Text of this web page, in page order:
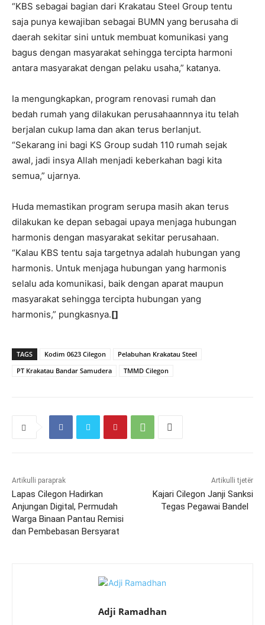
“KBS sebagai bagian dari Krakatau Steel Group tentu
saja punya kewajiban sebagai BUMN yang berusaha di
daerah sekitar sini untuk membuat komunikasi yang
bagus dengan masyarakat sehingga tercipta harmoni
antara masyarakat dengan pelaku usaha,” katanya.
Ia mengungkapkan, program renovasi rumah dan
bedah rumah yang dilakukan perusahaannnya itu telah
berjalan cukup lama dan akan terus berlanjut.
“Sekarang ini bagi KS Group sudah 110 rumah sejak
awal, jadi insya Allah menjadi keberkahan bagi kita
semua,” ujarnya.
Huda memastikan program serupa masih akan terus
dilakukan ke depan sebagai upaya menjaga hubungan
harmonis dengan masyarakat sekitar perusahaan.
“Kalau KBS tentu saja targetnya adalah hubungan yang
harmonis. Untuk menjaga hubungan yang harmonis
selalu ada komunikasi, baik dengan aparat maupun
masyarakat sehingga tercipta hubungan yang
harmonis,” pungkasnya.[]
TAGS Kodim 0623 Cilegon
Pelabuhan Krakatau Steel
PT Krakatau Bandar Samudera
TMMD Cilegon
Artikulli paraprak
Lapas Cilegon Hadirkan
Anjungan Digital, Permudah
Warga Binaan Pantau Remisi
dan Pembebasan Bersyarat
Artikulli tjetër
Kajari Cilegon Janji Sanksi
Tegas Pegawai Bandel
Adji Ramadhan